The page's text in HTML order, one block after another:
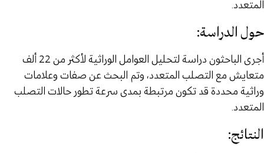
المتعدد.‍
حول الدراسة:
أجرى الباحثون دراسة لتحليل العوامل الوراثية لأكثر من 22 ألف
متعايش مع التصلب المتعدد، وتم البحث عن صفات وعلامات
وراثية محددة قد تكون مرتبطة بمدى سرعة تطور حالات التصلب
المتعدد.
النتائج: